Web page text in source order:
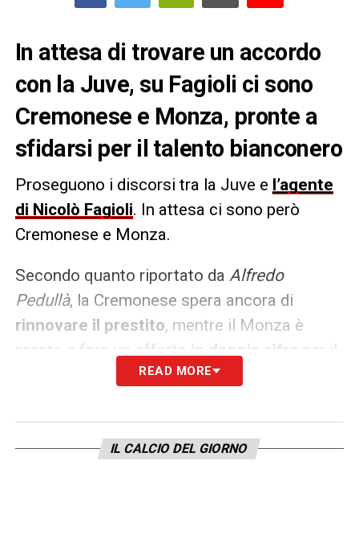
In attesa di trovare un accordo
con la Juve, su Fagioli ci sono
Cremonese e Monza, pronte a
sfidarsi per il talento bianconero
Proseguono i discorsi tra la Juve e l’agente
di Nicolò Fagioli. In attesa ci sono però
Cremonese e Monza.
Secondo quanto riportato da Alfredo
Pedullà, la Cremonese spera ancora di
rinnovare il prestito, mentre il Monza è
pronta a fare un offerta in doppia cifra
per il
centrocampista bianconero.
LA PLAYLIST DELLE NOSTRE TOP NEWS
READ MORE
IL CALCIO DEL GIORNO